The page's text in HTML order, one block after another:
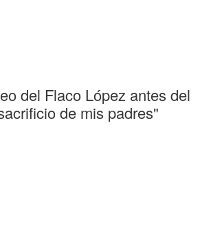
del Flaco López antes del
de mis padres"